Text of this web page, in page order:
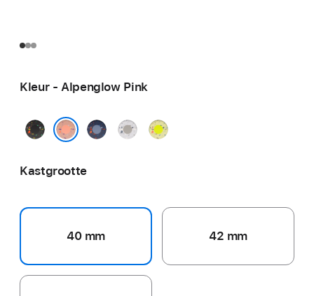
Kleur - Alpenglow Pink
Midnight
Blue
VeiledVolt
Kastgrootte
40 mm 42 mm